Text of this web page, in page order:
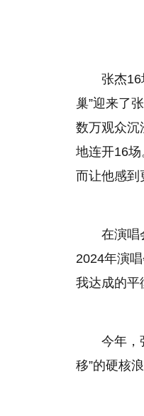
张杰
巢”迎来了
数万观众沉
地连开16场
而让他感到
在演唱
2024年演
我达成的平
今年，
移”的硬核